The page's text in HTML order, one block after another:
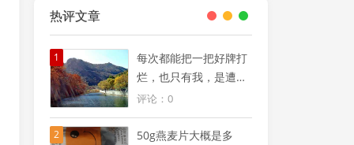
热评文章
1
每次都能把一把好牌打
烂，也只有我，是遭到
诅咒了吗？
评论：0
2
50g燕麦片大概是多